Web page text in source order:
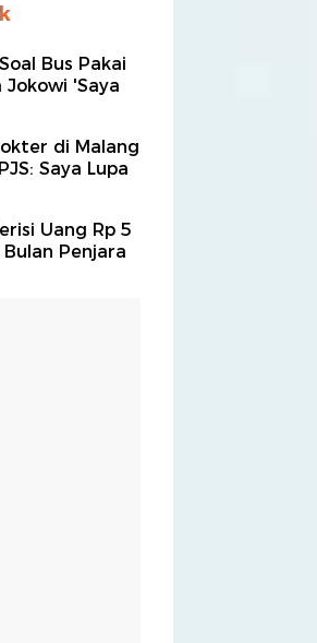
Bus Pakai
Jokowi 'Saya
di Malang
Saya Lupa
Uang Rp 5
Bulan Penjara